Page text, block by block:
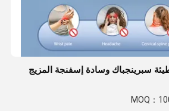
سبرينجباك وسادة إسفنجة المزيج
MOQ：